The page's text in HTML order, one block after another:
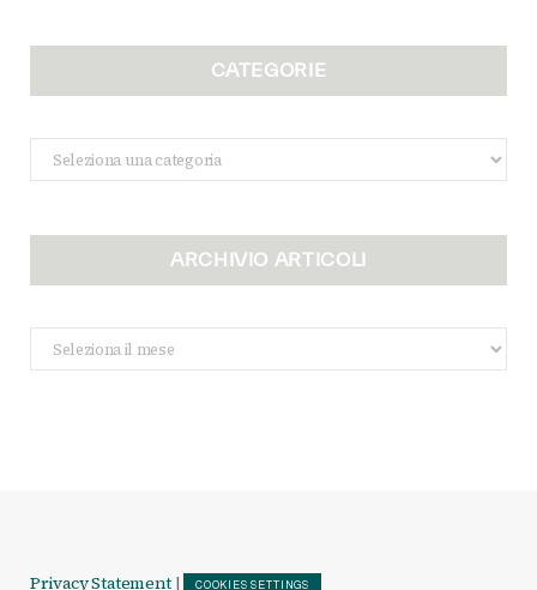
CATEGORIE
Categorie
ARCHIVIO ARTICOLI
Archivio
Articoli
Privacy Statement | COOKIES SETTINGS